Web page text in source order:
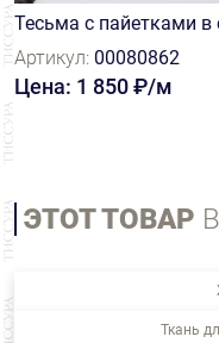
Тесьма с пайетками в
ёная косичкой
Артикул: 00080862
Цена: 1 850 ₽/м
ЭТОТ ТОВАР
Ткань